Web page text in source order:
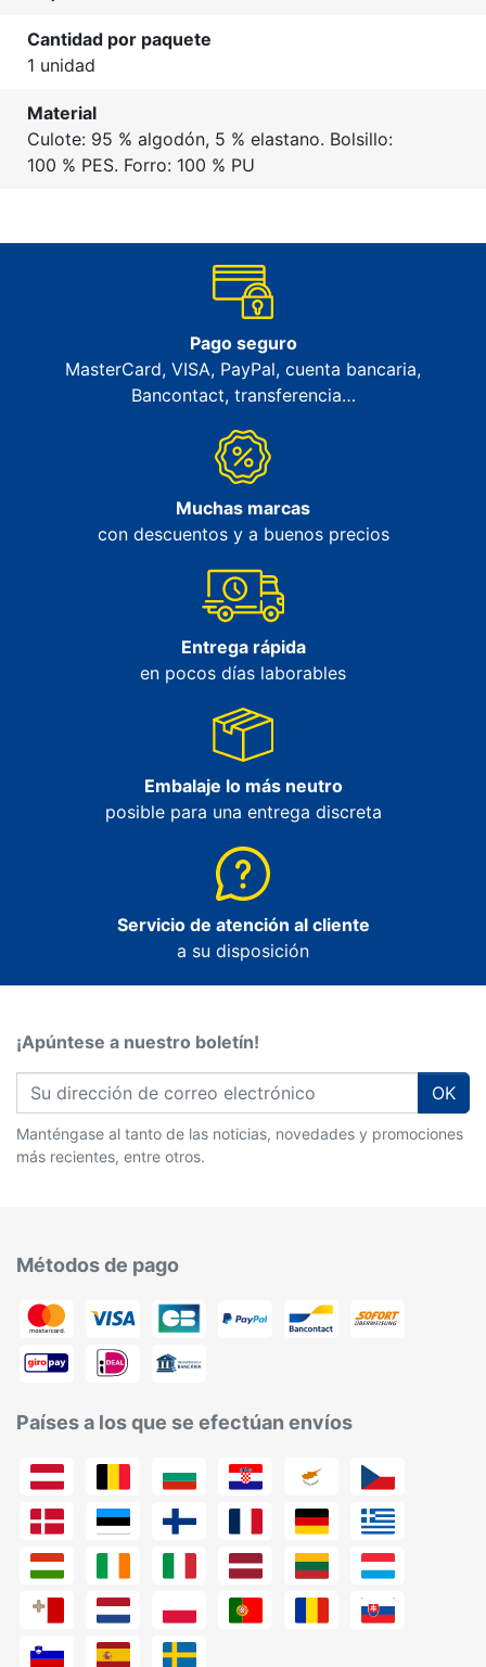
Cantidad por paquete
1 unidad
Material
Culote: 95 % algodón, 5 % elastano. Bolsillo:
100 % PES. Forro: 100 % PU
Pago seguro
MasterCard, VISA, PayPal, cuenta bancaria,
Bancontact, transferencia…
Muchas marcas
con descuentos y a buenos precios
Entrega rápida
en pocos días laborables
Embalaje lo más neutro
posible para una entrega discreta
Servicio de atención al cliente
a su disposición
¡Apúntese a nuestro boletín!
OK
Manténgase al tanto de las noticias, novedades y promociones
más recientes, entre otros.
Métodos de pago
Países a los que se efectúan envíos